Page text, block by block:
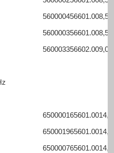
560000456601.008,5
560000356601.008,5
560003356602.009,0
650000165601.00
650001965601.00
650000765601.00